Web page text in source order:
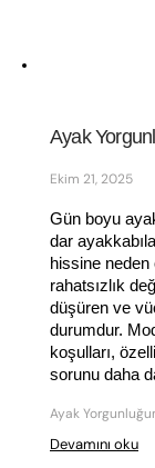
Ayak
Ekim 21, 2025
Gün boyu
dar
hissine
rahatsızlık
düşüren ve
durumdur.
koşulları,
sorunu daha
Ayak
Devamını oku